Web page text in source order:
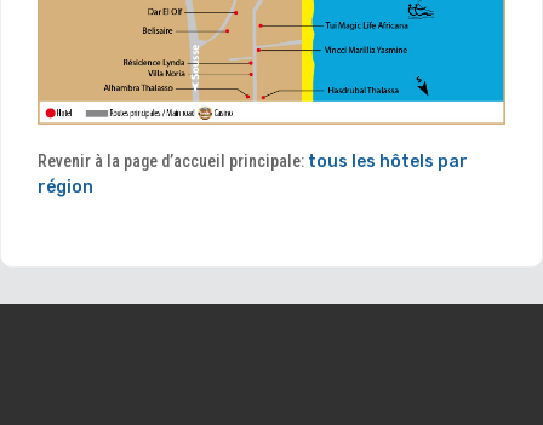
Revenir à la page d’accueil principale: tous les hôtels par
région